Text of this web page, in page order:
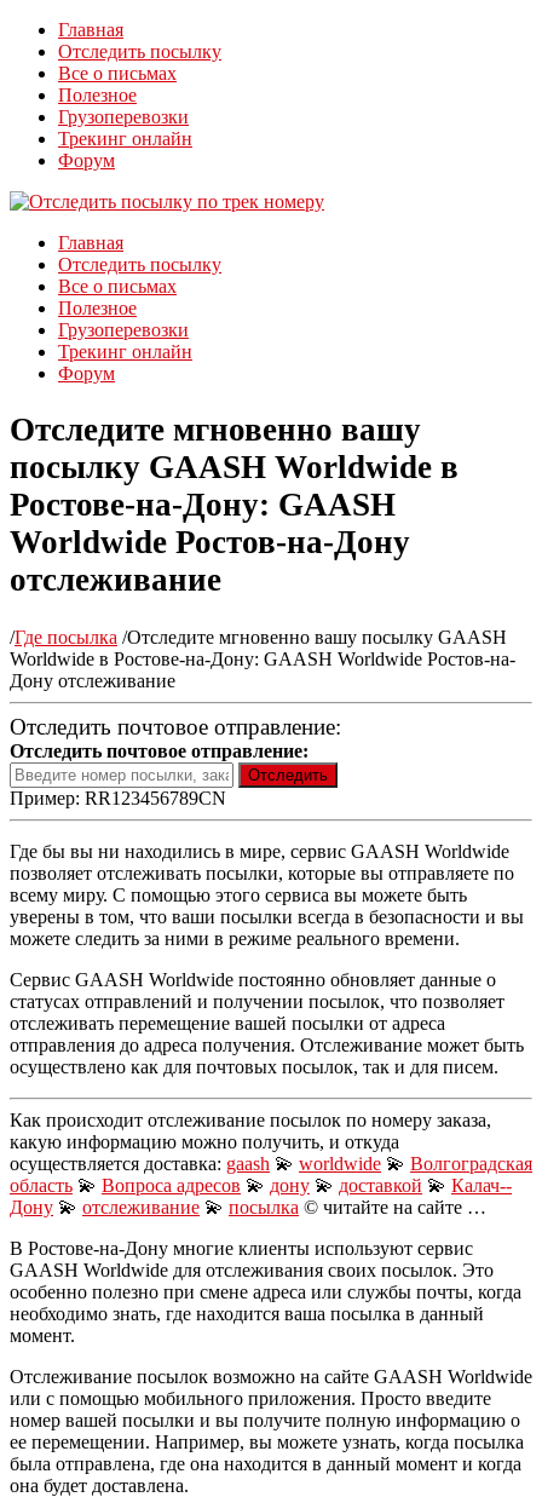
Главная
Отследить посылку
Все о письмах
Полезное
Грузоперевозки
Трекинг онлайн
Форум
Главная
Отследить посылку
Все о письмах
Полезное
Грузоперевозки
Трекинг онлайн
Форум
Отследите мгновенно вашу
посылку GAASH Worldwide в
Ростове-на-Дону: GAASH
Worldwide Ростов-на-Дону
отслеживание
/Где посылка /Отследите мгновенно вашу посылку GAASH
Worldwide в Ростове-на-Дону: GAASH Worldwide Ростов-на-
Дону отслеживание
Отследить почтовое отправление:
Отследить почтовое отправление:
Пример: RR123456789CN
Где бы вы ни находились в мире, сервис GAASH Worldwide
позволяет отслеживать посылки, которые вы отправляете по
всему миру. С помощью этого сервиса вы можете быть
уверены в том, что ваши посылки всегда в безопасности и вы
можете следить за ними в режиме реального времени.
Сервис GAASH Worldwide постоянно обновляет данные о
статусах отправлений и получении посылок, что позволяет
отслеживать перемещение вашей посылки от адреса
отправления до адреса получения. Отслеживание может быть
осуществлено как для почтовых посылок, так и для писем.
Как происходит отслеживание посылок по номеру заказа,
какую информацию можно получить, и откуда
осуществляется доставка: gaash 💫 worldwide 💫 Волгоградская
область 💫 Вопроса адресов 💫 дону 💫 доставкой 💫 Калач--
Дону 💫 отслеживание 💫 посылка © читайте на сайте …
В Ростове-на-Дону многие клиенты используют сервис
GAASH Worldwide для отслеживания своих посылок. Это
особенно полезно при смене адреса или службы почты, когда
необходимо знать, где находится ваша посылка в данный
момент.
Отслеживание посылок возможно на сайте GAASH Worldwide
или с помощью мобильного приложения. Просто введите
номер вашей посылки и вы получите полную информацию о
ее перемещении. Например, вы можете узнать, когда посылка
была отправлена, где она находится в данный момент и когда
она будет доставлена.